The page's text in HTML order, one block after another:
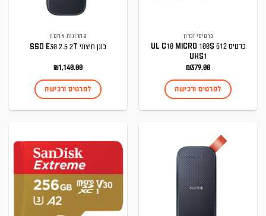
כרטיסי זכרון
כרטיס UL C10 MICRO 100S 512
UHS1
₪379.00
לפרטים ורכישה
פתרונות אחסון
כונן חיצוני SSD E30 2.5 2T
₪1,140.00
לפרטים ורכישה